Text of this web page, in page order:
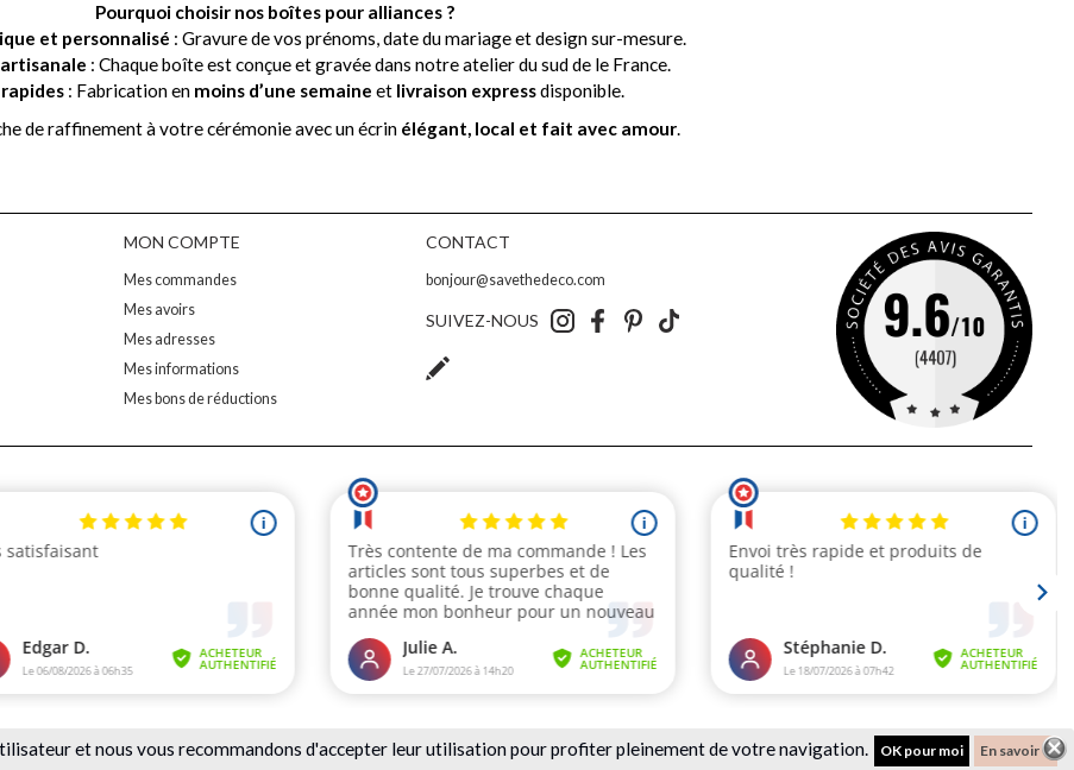
et nous vous recommandons d'accepter leur utilisation pour profiter pleinement de votre navigation. OK pour moi En savoir +
Pourquoi choisir nos boîtes pour alliances ?
et personnalisé : Gravure de vos prénoms, date du mariage et design sur-mesure.
: Chaque boîte est conçue et gravée dans notre atelier du sud de le France.
: Fabrication en moins d’une semaine et livraison expressdisponible.
de raffinement à votre cérémonie avec un écrin élégant, local et fait avec amour.
MON COMPTE
Mes commandes
Mes avoirs
Mes adresses
Mes informations
Mes bons de réductions
CONTACT
bonjour@savethedeco.com
SUIVEZ-NOUS